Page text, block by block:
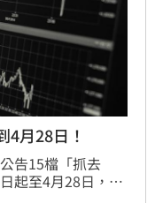
月28日！
告15檔「抓去
起至4月28日，其